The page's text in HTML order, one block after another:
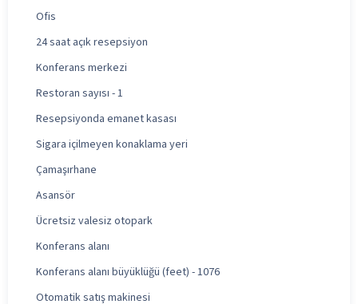
Ofis
24 saat açık resepsiyon
Konferans merkezi
Restoran sayısı - 1
Resepsiyonda emanet kasası
Sigara içilmeyen konaklama yeri
Çamaşırhane
Asansör
Ücretsiz valesiz otopark
Konferans alanı
Konferans alanı büyüklüğü (feet) - 1076
Otomatik satış makinesi